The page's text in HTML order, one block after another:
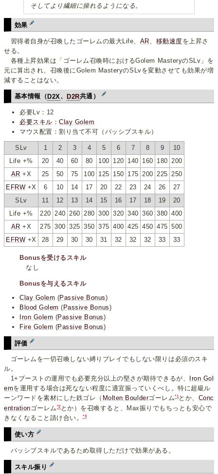
そしてより繊細に操れるようになる。
効果
習得者自身が召喚したゴーレムの最大Life、 AR 移動速度を上昇さ
せる。
各種上昇効果は「ゴーレム召喚時におけるGolem MasteryのSLv」を
元に算出され、召喚後にGolem MasteryのSLvを変動させても効果が増
減することはない。
基本情報（ D2X 、 D2R共通）
必要Lv：12
必要スキル ：Clay Golem
マウス配置：割り当て不可（パッシブスキル）
SLv 1 2 3 4 5 6 7 8 9
10
Life +%
20 40 60 80 100 120 140 160 180 200
AR +X 25 50 75 100 125 150 175 200 225 250
EFRW +X 6 10 14 17 20 22 23 24 26
27
SLv
11 12 13 14 15 16 17 18 19
20
Life +%
220 240 260 280 300 320 340 360 380 400
AR +X 275 300 325 350 375 400 425 450 475 500
EFRW +X 28 29 30 30 31 32 32 32 33 33
Bonusを受けるスキル
なし
Bonusを与えるスキル
Clay Golem (Passive Bonus)
Blood Golem ( Passive Bonus)
Iron Golem (Passive Bonus)
Fire Golem (Passive Bonus)
評価
ゴーレムを一切召喚しない縛りプレイでもしない限りは必須のスキ
ル。
1+ブーストの運用でも必要充分以上の堅さが期待できるが、
Iron Gol
emを運用する場合は死なない程度に適宜振っていくべし。特に超級ル
ーンワードを素材にした鉄ゴレ（ Molten Boulderゴーレム*1とか、 Conc
entrationゴーレム *2とか）を召喚すると、Max振りでもちっとも安心で
きなくなること請け合い。*3
使い方
パッシブスキルであるため取得しただけで効果がある。
スキル振り